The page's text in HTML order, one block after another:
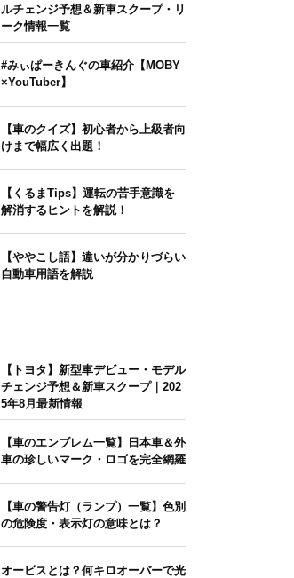
ルチェンジ予想＆新車スクープ・リ
ーク情報一覧
#みぃぱーきんぐの車紹介【MOBY
×YouTuber】
【車のクイズ】初心者から上級者向
けまで幅広く出題！
【くるまTips】運転の苦手意識を
解消するヒントを解説！
【ややこし語】違いが分かりづらい
自動車用語を解説
【トヨタ】新型車デビュー・モデル
チェンジ予想＆新車スクープ｜202
5年8月最新情報
【車のエンブレム一覧】日本車＆外
車の珍しいマーク・ロゴを完全網羅
【車の警告灯（ランプ）一覧】色別
の危険度・表示灯の意味とは？
オービスとは？何キロオーバーで光